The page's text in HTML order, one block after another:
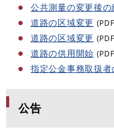
公共測量の変更後の
道路の区域変更
道路の区域変更
道路の供用開始
指定公金事務取扱者
公告